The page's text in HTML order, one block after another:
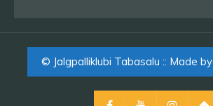
© Jalgpalliklubi Tabasalu :: Made by